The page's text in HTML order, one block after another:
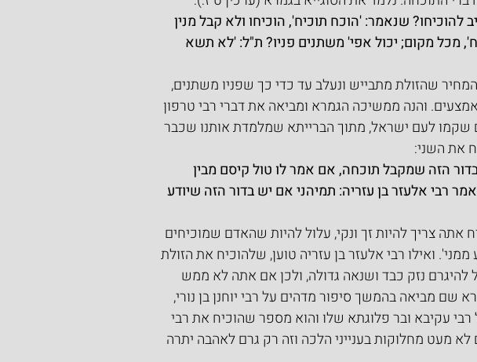
להוכיחו? שנאמר: 'הוכח תוכיח', הוכיחו ולא קבל מנין
מכל מקום; יכול אפי' משתנים פניו? ת"ל: 'לא תשא
שהזולת מתבייש ונעלב עד כדי כך שפניו משתנים,
והנה ממשיכה הגמרא ומביאה את דברי רבי טרפון
שקמו לעם ישראל, מתוך הברייתא שמלמדת אותנו שכבר
את השני:
הזה שמקבל תוכחה, אם אמר לו טול קיסם מבין
אמר רבי אלעזר בן עזריה: תמיהני אם יש בדור הזה שיודע
אתה צריך להיות זך ונקי, עלול להיות שהאדם שמוכיחים
ואילו רבי אלעזר בן עזריה טוען, שלהוכיח את הזולת
להיגרם נזק כבד ושנאה גדולה, ולכן אם אתה לא ממש
שם מביאה בהמשך סיפור מדהים על רבי יוחנן בן נורי,
עקיבא ובר פלוגתא שלו והוא מספר שהוכיח את רבי
לא מעט מחלוקות בענייני הלכה וזה רק גרם לאהבה יתרה